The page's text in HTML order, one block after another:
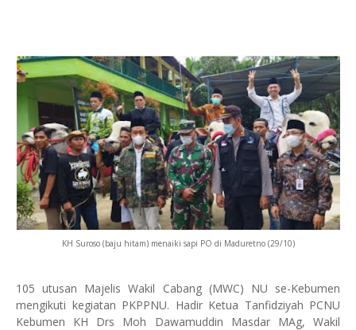
KH Suroso (baju hitam) menaiki sapi PO di Maduretno (29/10)
105 utusan Majelis Wakil Cabang (MWC) NU se-Kebumen
mengikuti kegiatan PKPPNU. Hadir Ketua Tanfidziyah PCNU
Kebumen KH Drs Moh Dawamuddin Masdar MAg, Wakil